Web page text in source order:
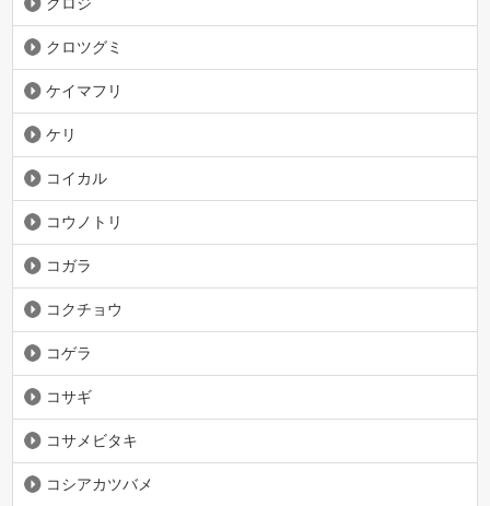
クロツグミ
ケイマフリ
ケリ
コイカル
コウノトリ
コガラ
コクチョウ
コゲラ
コサギ
コサメビタキ
コシアカツバメ